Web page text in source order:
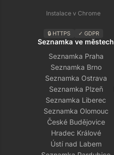
Instalace v Chrome
🔒 HTTPS ✓ GDPR
Seznamka ve městech
Seznamka Praha
Seznamka Brno
Seznamka Ostrava
Seznamka Plzeň
Seznamka Liberec
Seznamka Olomouc
České Budějovice
Hradec Králové
Ústí nad Labem